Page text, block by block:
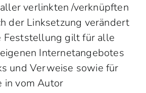
verlinkten /verknüpften
der Linksetzung verändert
Feststellung gilt für alle
Internetangebotes
und Verweise sowie für
in vom Autor